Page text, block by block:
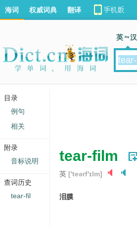
tear-film
英 ['teərf'ɪlm]
泪膜
海词 权威词典 翻译
英 汉
目录
例句
相关
附录
音标说明
查词历史
tear-fil